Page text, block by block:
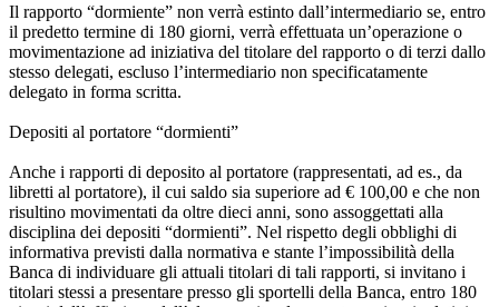
Il rapporto “dormiente” non verrà estinto dall’intermediario se, entro
il predetto termine di 180 giorni, verrà effettuata un’operazione o
movimentazione ad iniziativa del titolare del rapporto o di terzi dallo
stesso delegati, escluso l’intermediario non specificatamente
delegato in forma scritta.
Depositi al portatore “dormienti”
Anche i rapporti di deposito al portatore (rappresentati, ad es., da
libretti al portatore), il cui saldo sia superiore ad € 100,00 e che non
risultino movimentati da oltre dieci anni, sono assoggettati alla
disciplina dei depositi “dormienti”. Nel rispetto degli obblighi di
informativa previsti dalla normativa e stante l’impossibilità della
Banca di individuare gli attuali titolari di tali rapporti, si invitano i
titolari stessi a presentare presso gli sportelli della Banca, entro 180